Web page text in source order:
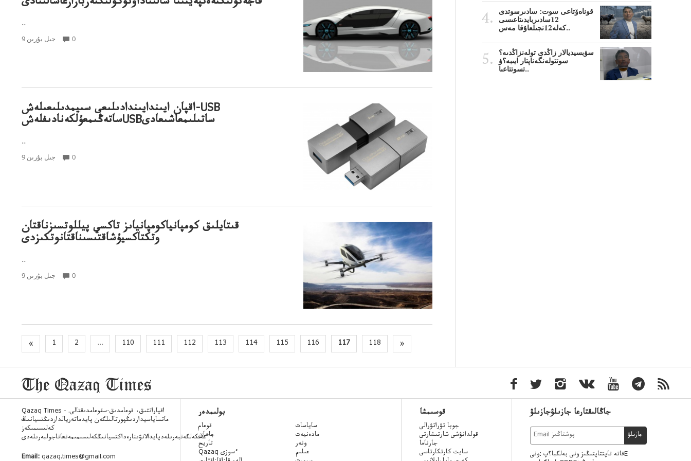
..
9 جىل بۇرىن 0
اقپان ايىندايىندادىلىعى سىيمدىلىعىلەش-USB
ساتەڭىمعۇلكەنادىفلەشUSBساتىلىمعاشىعادى
..
9 جىل بۇرىن 0
قىتايلىق كومپانياكومپانياىز تاكسي پيللوتسىزناقتان
وتكتاكسيۇشاقتىسىناقتانوتكىزدى
..
9 جىل بۇرىن 0
« 1 2 ... 110 111 112 113 114 115 116 117 118 »
قوناەۆتاعى سوت: سادىرسوتدى
12سادىربايدىتاعىسى
كەلە12نجىلعاۇقا مەس..
سۋبسيديالار زاڭدى تولەنزاڭدىە؟
سوتتولەنگەناپتار ايىبە؟ۋ
تسوتتاعىا..
Qazaq Times - اقپاراتتىق، قوعامدىق-سقوعامدىقتالى.
ماتساياسيداردىڭپورتالىلگەن پايدماتەريالداردىڭتسيانىڭ
كەلىسىمىكەز
عانكەلگەنبەرىلەدپايدالانۋىنارەداكتسيانىڭكەلىسىمىمەنعاناجولبەرىلەدى
Email: qazaq.times@gmail.com
بولىمدەر
قوعام
جاھان
تاريح
Qazaq ءسوزى
ساياسات
مادەنيەت
ونەر
عىلىم
قوسىمشا
جوبا تۋراتۋرالى
قولدانۋشى شارتىشارتى
جارناما
سايت كارتكارتاسى
جاڭالىقتارعا جازىلۋجازىلۋ
جازىلۋ
قاتە تاپتتاپتىڭىز ونى بەلگبا؟پ :ونىE